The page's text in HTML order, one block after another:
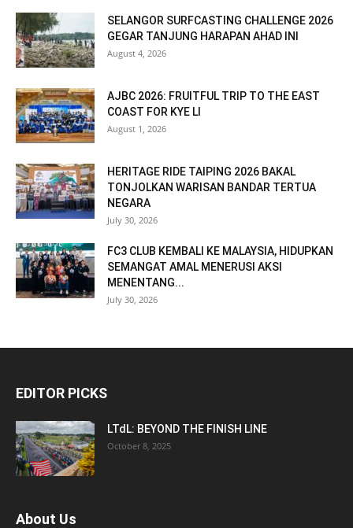
SELANGOR SURFCASTING CHALLENGE 2026
GEGAR TANJUNG HARAPAN AHAD INI
August 4, 2026
AJBC 2026: FRUITFUL TRIP TO THE EAST
COAST FOR KYE LI
August 1, 2026
HERITAGE RIDE TAIPING 2026 BAKAL
TONJOLKAN WARISAN BANDAR TERTUA
NEGARA
July 30, 2026
FC3 CLUB KEMBALI KE MALAYSIA, HIDUPKAN
SEMANGAT AMAL MENERUSI AKSI
MENENTANG...
July 30, 2026
EDITOR PICKS
LTdL: BEYOND THE FINISH LINE
October 8, 2025
About Us